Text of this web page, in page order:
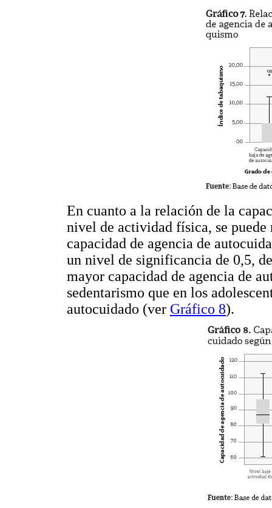
En cuanto a la relación de la
nivel de actividad física, se
capacidad de agencia de
un nivel de significancia de 0,5,
mayor capacidad de agencia de
sedentarismo que en los
autocuidado (ver Gráfico 8).